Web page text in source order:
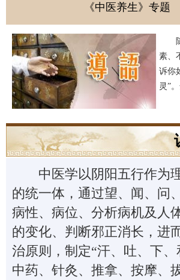
《中医养生》专题
随
素、
诉你
灵”
中医学以阴阳五行作为理
的统一体，通过望、闻、问
病性、病位、分析病机及人
的变化、判断邪正消长，进
治原则，制定“汗、吐、下
中药、针灸、推拿、按摩、